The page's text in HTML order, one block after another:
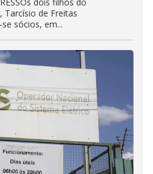
Tarcísio de Freitas
sócios, em...